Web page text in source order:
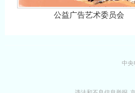
公益广告艺术委员会
中央